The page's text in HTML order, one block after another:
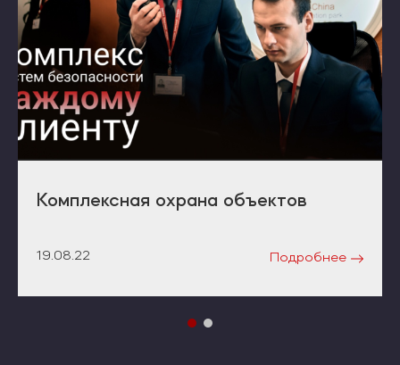
Комплексная охрана объектов
19.08.22 Подробнее